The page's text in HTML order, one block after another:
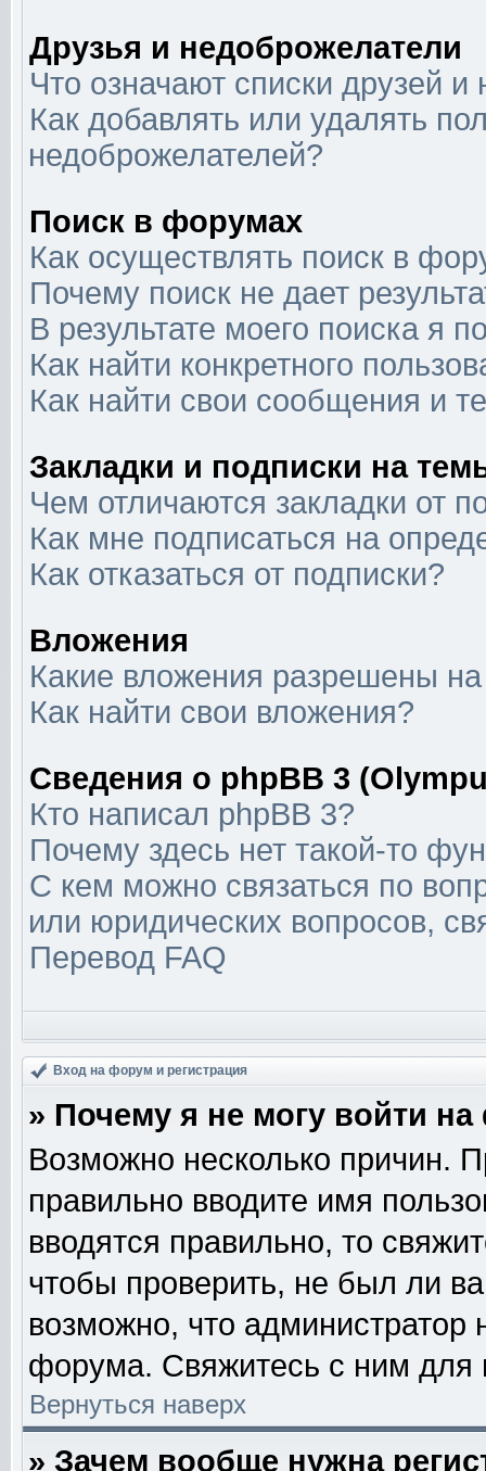
Друзья и недоброжелатели
Что означают списки друзей
Как добавлять или удалять
недоброжелателей?
Поиск в форумах
Как осуществлять поиск в
Почему поиск не дает
В результате моего поиска я
Как найти конкретного
Как найти свои сообщения и
Закладки и подписки на
Чем отличаются закладки от
Как мне подписаться на
Как отказаться от подписки?
Вложения
Какие вложения разрешены
Как найти свои вложения?
Сведения о phpBB 3
Кто написал phpBB 3?
Почему здесь нет такой-то
С кем можно связаться по
или юридических вопросов,
Перевод FAQ
Вход на форум и регистрация
» Почему я не могу войти
Возможно несколько причин.
правильно вводите имя
вводятся правильно, то
чтобы проверить, не был ли
возможно, что
форума. Свяжитесь с ним для
Вернуться наверх
» Зачем вообще нужна